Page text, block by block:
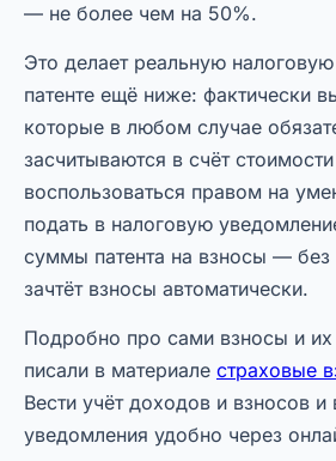
— не более чем на 50%.
Это делает реальную налоговую
патенте ещё ниже: фактически
которые в любом случае
засчитываются в счёт
воспользоваться правом на
подать в налоговую
суммы патента на взносы —
зачтёт взносы автоматически.
Подробно про сами взносы и
писали в материале страховые
Вести учёт доходов и взносов
уведомления удобно через